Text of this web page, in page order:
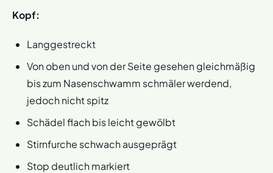
Kopf:
Langgestreckt
Von oben und von der Seite gesehen gleichmäßig
bis zum Nasenschwamm schmäler werdend,
jedoch nicht spitz
Schädel flach bis leicht gewölbt
Stirnfurche schwach ausgeprägt
Stop deutlich markiert